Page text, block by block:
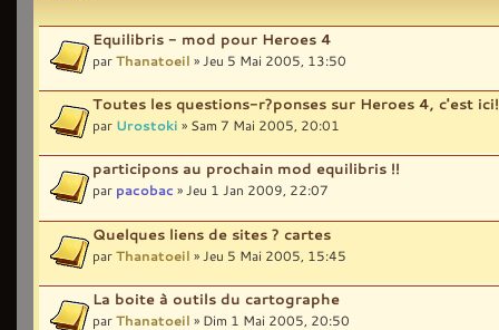
Equilibris - mod pour Heroes 4
parThanatoeil » Jeu 5 Mai 2005, 13:50
Toutes les questions-r?ponses sur Heroes 4, c'est
par Urostoki » Sam 7 Mai 2005, 20:01
participons au prochain mod equilibris !!
par pacobac » Jeu 1 Jan 2009, 22:07
Quelques liens de sites ? cartes
parThanatoeil » Jeu 5 Mai 2005, 15:45
La boite à outils du cartographe
parThanatoeil » Dim 1 Mai 2005, 20:50